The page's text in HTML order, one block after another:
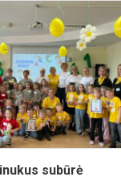
subūrė